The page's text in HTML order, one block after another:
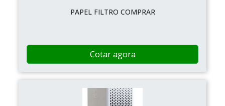
PAPEL FILTRO COMPRAR
Cotar agora